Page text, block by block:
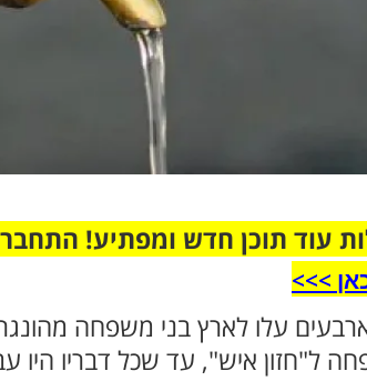
עוד תוכן חדש ומפתיע!
>>>​
עלו לארץ בני משפחה
ל"חזון איש", עד שכל דבריו היו